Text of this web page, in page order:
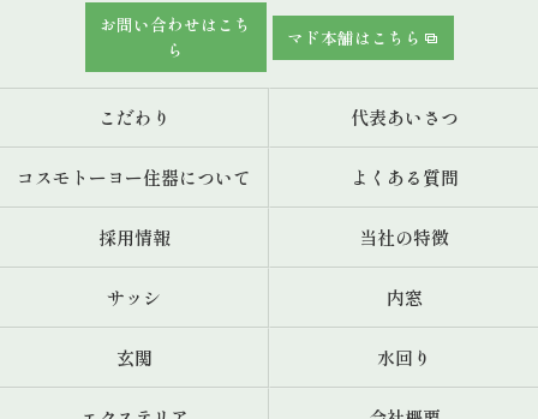
お問い合わせはこち
ら
マド本舗はこちら
こだわり 代表あいさつ
コスモトーヨー住器について よくある質問
採用情報 当社の特徴
サッシ 内窓
玄関 水回り